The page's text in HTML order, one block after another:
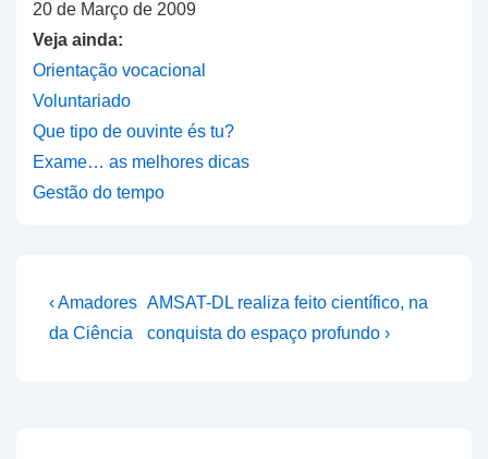
20 de Março de 2009
Veja ainda:
Orientação vocacional
Voluntariado
Que tipo de ouvinte és tu?
Exame… as melhores dicas
Gestão do tempo
Navegação
de
Previous
Post
‹ Amadores
da Ciência
Next
Post
AMSAT-DL realiza feito científico, na
conquista do espaço profundo ›